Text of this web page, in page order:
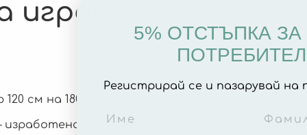
игра!
120 см на 180 см, кошарата предлага много
изработена от тръби от неръждаема
5% ОТСТЪПКА
Регистрирай се и пазарувай на